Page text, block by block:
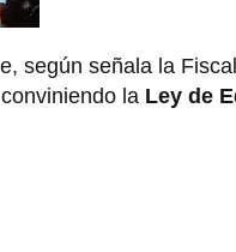
según señala la
la Ley de